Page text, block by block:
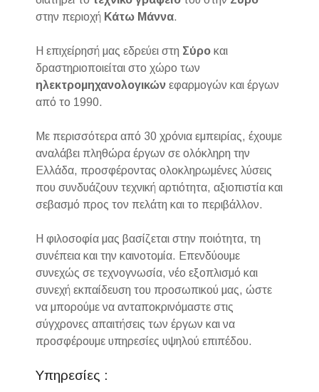
στην περιοχή Κάτω Μάννα.
Η επιχείρησή μας εδρεύει στη Σύρο και
δραστηριοποιείται στο χώρο των
ηλεκτρομηχανολογικών εφαρμογών και έργων
από το 1990.
Με περισσότερα από 30 χρόνια εμπειρίας, έχουμε
αναλάβει πληθώρα έργων σε ολόκληρη την
Ελλάδα, προσφέροντας ολοκληρωμένες λύσεις
που συνδυάζουν τεχνική αρτιότητα, αξιοπιστία και
σεβασμό προς τον πελάτη και το περιβάλλον.
Η φιλοσοφία μας βασίζεται στην ποιότητα, τη
συνέπεια και την καινοτομία. Επενδύουμε
συνεχώς σε τεχνογνωσία, νέο εξοπλισμό και
συνεχή εκπαίδευση του προσωπικού μας, ώστε
να μπορούμε να ανταποκρινόμαστε στις
σύγχρονες απαιτήσεις των έργων και να
προσφέρουμε υπηρεσίες υψηλού επιπέδου.
Υπηρεσίες :